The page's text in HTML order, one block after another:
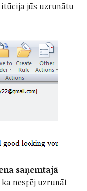
jūs uzrunātu
saņemtajā
nespēj uzrunāt